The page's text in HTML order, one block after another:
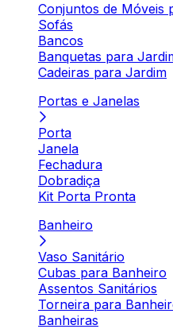
Conjuntos de Móveis
Sofás
Bancos
Banquetas para
Cadeiras para Jardim
Portas e Janelas
Porta
Janela
Fechadura
Dobradiça
Kit Porta Pronta
Banheiro
Vaso Sanitário
Cubas para Banheiro
Assentos Sanitários
Torneira para
Banheiras